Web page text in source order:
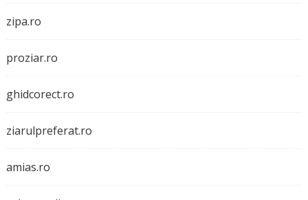
zipa.ro
proziar.ro
ghidcorect.ro
ziarulpreferat.ro
amias.ro